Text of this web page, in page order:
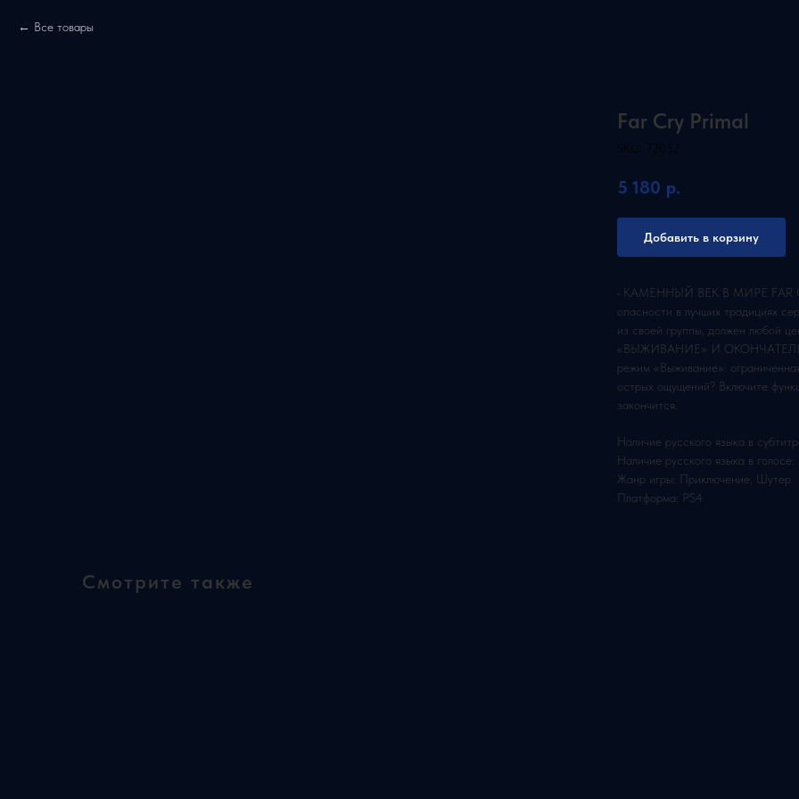
Все товары
Far Cry Primal
SKU: 72052
5 180 р.
Добавить в корзину
• КАМЕННЫЙ ВЕК В МИРЕ FAR
опасности в лучших традициях
из своей группы, должен любой
«ВЫЖИВАНИЕ» И
режим «Выживание»:
острых ощущений? Включите
закончится.
Наличие русского языка в
Наличие русского языка в
Жанр игры: Приключение, Шутер
Платформа: PS4
Смотрите также